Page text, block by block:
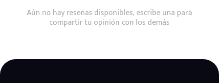
Aún no hay reseñas disponibles, escribe una para
compartir tu opinión con los demás